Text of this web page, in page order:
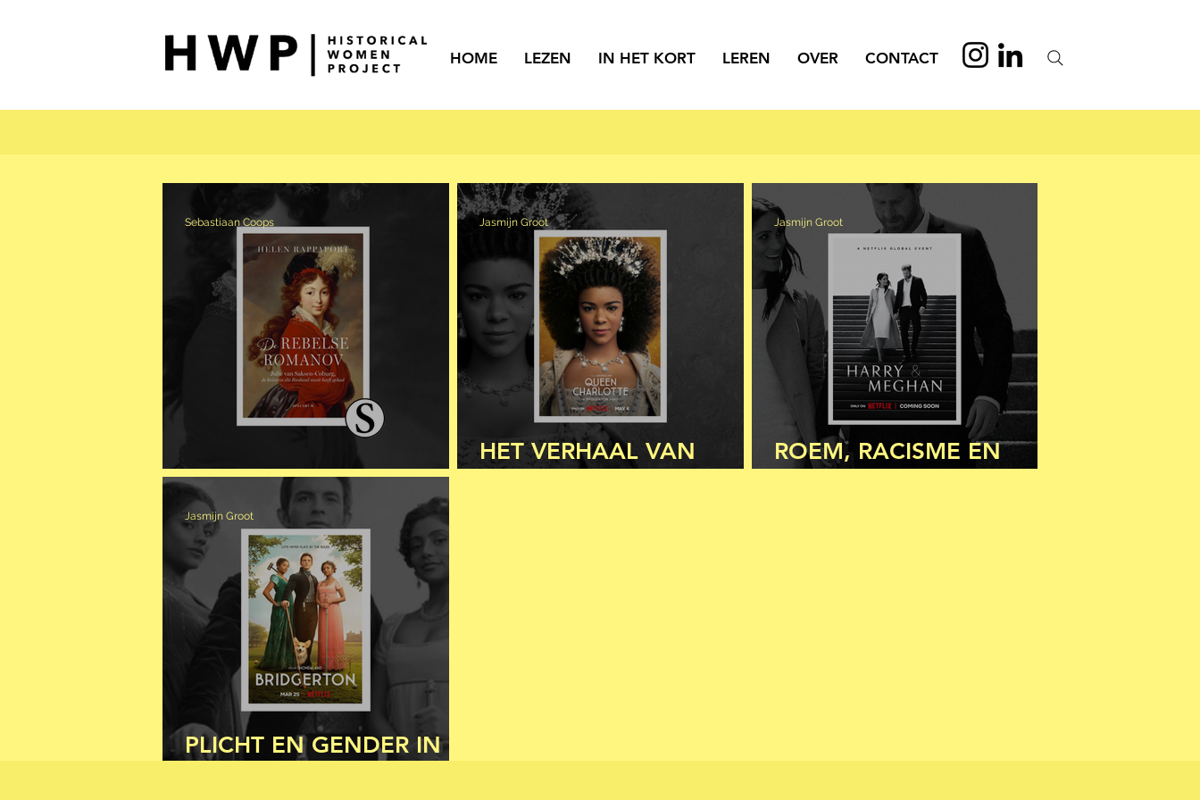
HOME LEZEN IN HET KORT LEREN OVER CONTACT
REBELSE ROMANOV
Sebastiaan Coops
HET VERHAAL VAN
Jasmijn Groot
ROEM, RACISME EN
Jasmijn Groot
PLICHT EN GENDER IN
Jasmijn Groot